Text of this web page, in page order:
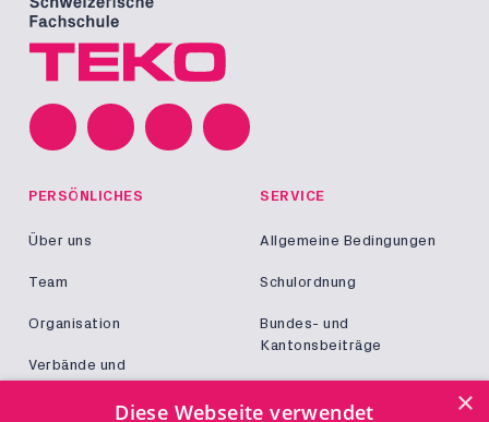
PERSÖNLICHES
Über uns
Team
Organisation
Verbände und
SERVICE
Allgemeine Bedingungen
Schulordnung
Bundes- und
Kantonsbeiträge
×
Diese Webseite verwendet